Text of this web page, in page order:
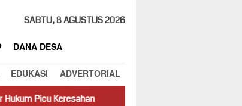
SABTU, 8 AGUSTUS 2026
DANA DESA
EDUKASI ADVERTORIAL
Truk Miring Hambat Arus Lalu Lintas di Jalan